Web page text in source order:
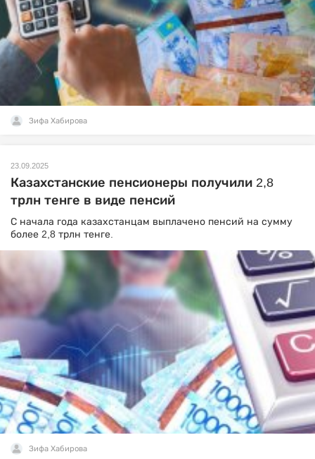
Зифа Хабирова
23.09.2025
Казахстанские пенсионеры получили 2,8
трлн тенге в виде пенсий
С начала года казахстанцам выплачено пенсий на сумму
более 2,8 трлн тенге.
Зифа Хабирова